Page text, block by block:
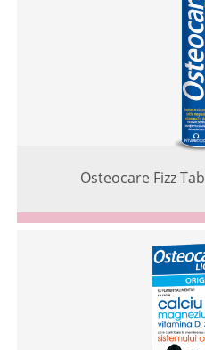
Osteocare Fizz